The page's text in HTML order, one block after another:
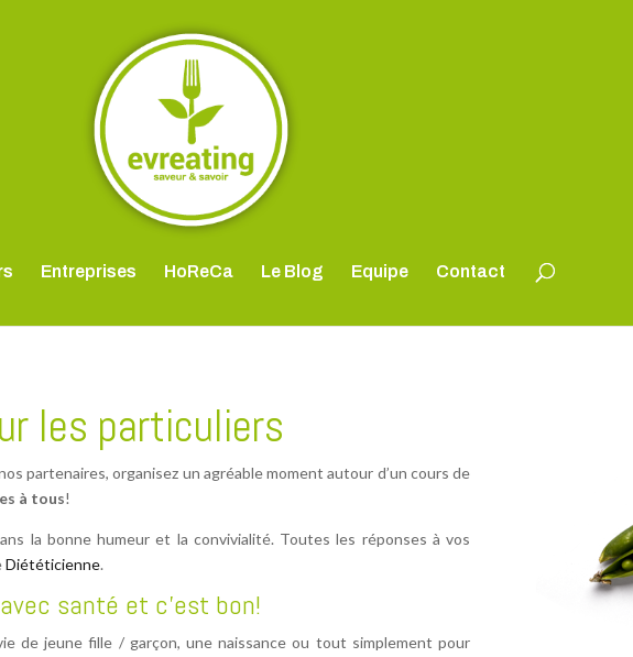
Entreprises HoReCa Le Blog Equipe Contact
les particuliers
partenaires, organisez un agréable moment autour d’un cours de
à tous!
la bonne humeur et la convivialité. Toutes les réponses à vos
Diététicienne.
santé et c’est bon!
de jeune fille / garçon, une naissance ou tout simplement pour